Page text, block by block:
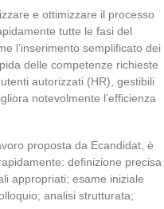
e ottimizzare il processo
tutte le fasi del
l’inserimento semplificato dei
delle competenze richieste
autorizzati (HR), gestibili
notevolmente l’efficienza
proposta da Ecandidat, è
definizione precisa
appropriati; esame iniziale
analisi strutturata;